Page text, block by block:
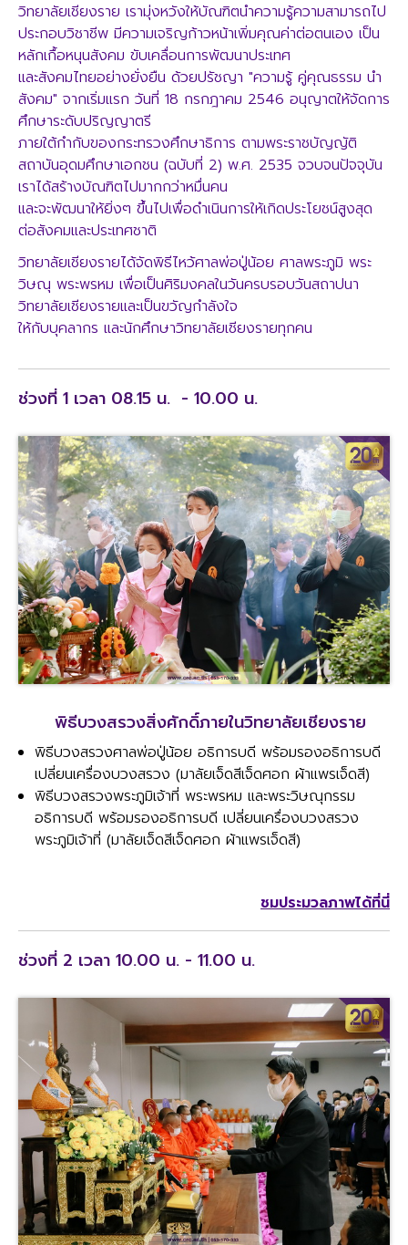
วิทยาลัยเชียงราย เรามุ่งหวังให้บัณฑิตนำความรู้ความสามารถไป
ประกอบวิชาชีพ มีความเจริญก้าวหน้าเพิ่มคุณค่าต่อตนเอง เป็น
หลักเกื้อหนุนสังคม ขับเคลื่อนการพัฒนาประเทศ
และสังคมไทยอย่างยั่งยืน ด้วยปรัชญา "ความรู้ คู่คุณธรรม นำ
สังคม" จากเริ่มแรก วันที่ 18 กรกฎาคม 2546 อนุญาตให้จัดการ
ศึกษาระดับปริญญาตรี
ภายใต้กำกับของกระทรวงศึกษาธิการ ตามพระราชบัญญัติ
สถาบันอุดมศึกษาเอกชน (ฉบับที่ 2) พ.ศ. 2535 จวบจนปัจจุบัน
เราได้สร้างบัณฑิตไปมากกว่าหมื่นคน
และจะพัฒนาให้ยิ่งๆ ขึ้นไปเพื่อดำเนินการให้เกิดประโยชน์สูงสุด
ต่อสังคมและประเทศชาติ
วิทยาลัยเชียงรายได้จัดพิธีไหว้ศาลพ่อปู่น้อย ศาลพระภูมิ พระ
วิษณุ พระพรหม เพื่อเป็นศิริมงคลในวันครบรอบวันสถาปนา
วิทยาลัยเชียงรายและเป็นขวัญกำลังใจ
ให้กับบุคลากร และนักศึกษาวิทยาลัยเชียงรายทุกคน
ช่วงที่ 1 เวลา 08.15 น. - 10.00 น.
พิธีบวงสรวงสิ่งศักดิ์ภายในวิทยาลัยเชียงราย
พิธีบวงสรวงศาลพ่อปู่น้อย อธิการบดี พร้อมรองอธิการบดี
เปลี่ยนเครื่องบวงสรวง (มาลัยเจ็ดสีเจ็ดศอก ผ้าแพรเจ็ดสี)
พิธีบวงสรวงพระภูมิเจ้าที่ พระพรหม และพระวิษณุกรรม
อธิการบดี พร้อมรองอธิการบดี เปลี่ยนเครื่องบวงสรวง
พระภูมิเจ้าที่ (มาลัยเจ็ดสีเจ็ดศอก ผ้าแพรเจ็ดสี)
ชมประมวลภาพได้ที่นี่
ช่วงที่ 2 เวลา 10.00 น. - 11.00 น.